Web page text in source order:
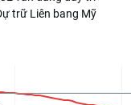
trữ Liên bang Mỹ